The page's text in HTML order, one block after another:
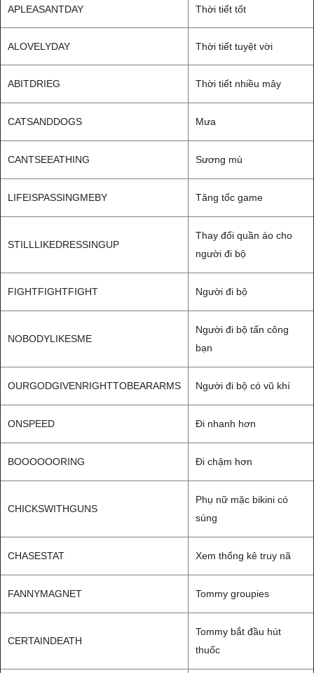
APLEASANTDAY Thời tiết tốt
ALOVELYDAY Thời tiết tuyệt vời
ABITDRIEG Thời tiết nhiều mây
CATSANDDOGS Mưa
CANTSEEATHING Sương mù
LIFEISPASSINGMEBY Tăng tốc game
STILLLIKEDRESSINGUP
Thay đổi quần áo cho
người đi bộ
FIGHTFIGHTFIGHT Người đi bộ
NOBODYLIKESME
Người đi bộ tấn công
bạn
OURGODGIVENRIGHTTOBEARARMS Người đi bộ có vũ khí
ONSPEED Đi nhanh hơn
BOOOOOORING Đi chậm hơn
CHICKSWITHGUNS
Phụ nữ mặc bikini có
súng
CHASESTAT Xem thống kê truy nã
FANNYMAGNET Tommy groupies
CERTAINDEATH
Tommy bắt đầu hút
thuốc